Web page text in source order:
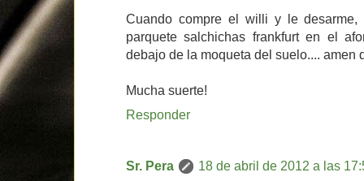
Cuando compre el willi y le desarme,
parquete salchichas frankfurt en el
debajo de la moqueta del suelo.... amen
Mucha suerte!
Responder
Sr. Pera
18 de abril de 2012 a las